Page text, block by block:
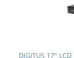
DIGITUS 17"